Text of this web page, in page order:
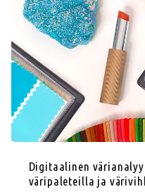
Digitaalinen
väripaleteilla ja